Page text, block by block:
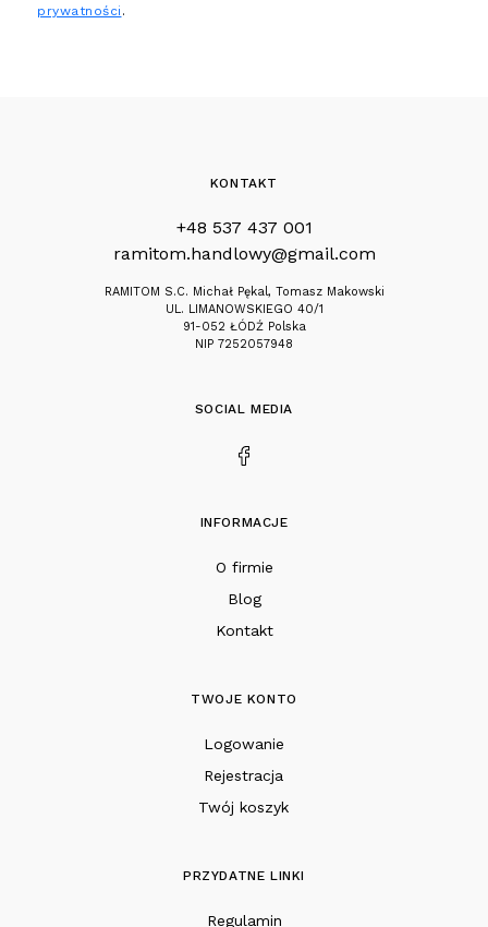
prywatności .
KONTAKT
+48 537 437 001
ramitom.handlowy@gmail.com
RAMITOM S.C. Michał Pękal, Tomasz Makowski
UL. LIMANOWSKIEGO 40/1
91-052 ŁÓDŹ Polska
NIP 7252057948
INFORMACJE
O firmie
Blog
Kontakt
TWOJE KONTO
Logowanie
Rejestracja
Twój koszyk
PRZYDATNE LINKI
Regulamin
SOCIAL MEDIA